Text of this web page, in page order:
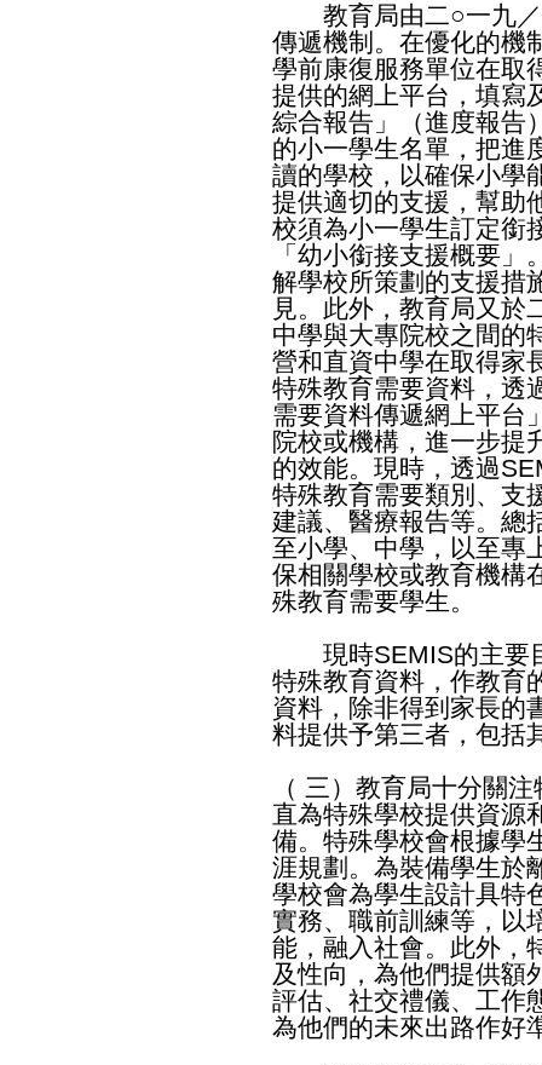
教育局由二○一九／
傳遞機制。在優化的機
學前康復服務單位在取
提供的網上平台，填寫
綜合報告」（進度報告
的小一學生名單，把進
讀的學校，以確保小學
提供適切的支援，幫助
校須為小一學生訂定銜
「幼小銜接支援概要
解學校所策劃的支援措
見。此外，教育局又於
中學與大專院校之間的
營和直資中學在取得家
特殊教育需要資料，透
需要資料傳遞網上平台
院校或機構，進一步提
的效能。現時，透過
特殊教育需要類別、支
建議、醫療報告等。總
至小學、中學，以至專
保相關學校或教育機構
殊教育需要學生。
現時SEMIS的主要
特殊教育資料，作教育
資料，除非得到家長的
料提供予第三者，包括
（ 三）教育局十分關
直為特殊學校提供資源
備。特殊學校會根據學
涯規劃。為裝備學生於
學校會為學生設計具特
實務、職前訓練等，以
能，融入社會。此外，
及性向，為他們提供額
評估、社交禮儀、工作
為他們的未來出路作好